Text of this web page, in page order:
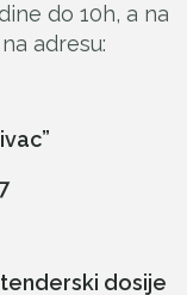
do 10h, a na
adresu:
dosije